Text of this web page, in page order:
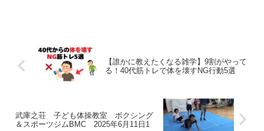
【誰かに教えたくなる雑学】9割がやって
る！40代筋トレで体を壊すNG行動5選
武庫之荘 子ども体操教室 ボクシング
＆スポーツジムBMC 2025年6月11日1